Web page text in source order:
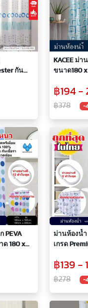
กันน้ำ
KACEE ม่
ขนาด180 x
Magic
฿194 -
฿378 -
PEVA
ม่านห้องน้ำ
เกรด Premium ขนา
฿139 -
฿278 -